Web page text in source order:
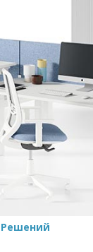
Решений